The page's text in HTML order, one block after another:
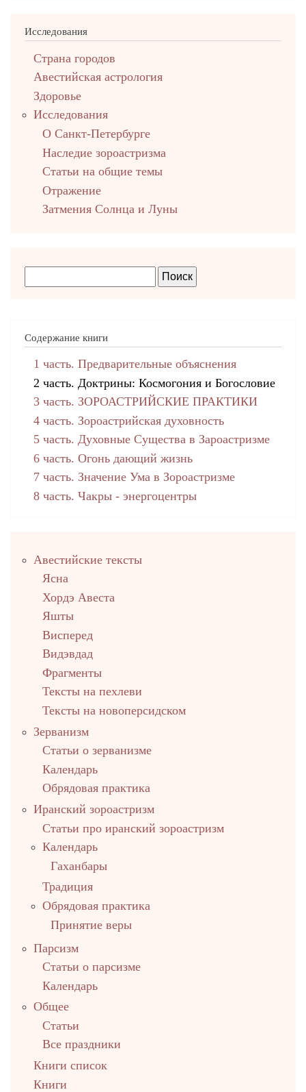
Исследования
Страна городов
Авестийская астрология
Здоровье
Исследования
О Санкт-Петербурге
Наследие зороастризма
Cтатьи на общие темы
Отражение
Затмения Солнца и Луны
Содержание книги
1 часть. Предварительные объяснения
2 часть. Доктрины: Космогония и Богословие
3 часть. ЗОРОАСТРИЙСКИЕ ПРАКТИКИ
4 часть. Зороастрийская духовность
5 часть. Духовные Существа в Зароастризме
6 часть. Огонь дающий жизнь
7 часть. Значение Ума в Зороастризме
8 часть. Чакры - энергоцентры
столбец
Авестийские тексты
Ясна
Хордэ Авеста
Яшты
Висперед
Видэвдад
Фрагменты
Тексты на пехлеви
Тексты на новоперсидском
Зерванизм
Статьи о зерванизме
Календарь
Обрядовая практика
Иранский зороастризм
Статьи про иранский зороастризм
Календарь
Гаханбары
Традиция
Обрядовая практика
Принятие веры
Парсизм
Статьи о парсизме
Календарь
Общее
Статьи
Все праздники
Книги список
Книги